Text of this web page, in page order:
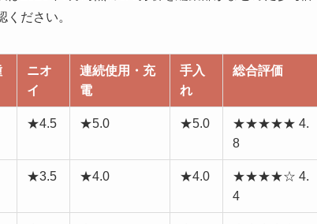
ださい。
ニオ
イ
連続使用・充
電
手入
れ
総合評価
★4.5 ★5.0 ★5.0
★★★★★ 4.
8
★3.5 ★4.0 ★4.0
★★★★☆ 4.
4